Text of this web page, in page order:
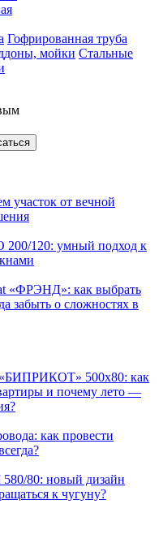
Гофрированная труба
Стальные
участок от вечной
200/120: умный подход к
«ФРЭНД»: как выбрать
забыть о сложностях в
«БИПРИКОТ» 500x80: как
и почему лето —
как провести
80: новый дизайн
к чугуну?